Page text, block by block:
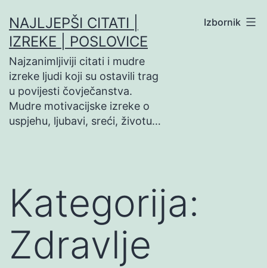
na
sadržaj
NAJLJEPŠI CITATI |
IZREKE | POSLOVICE
Najzanimljiviji citati i mudre
izreke ljudi koji su ostavili trag
u povijesti čovječanstva.
Mudre motivacijske izreke o
uspjehu, ljubavi, sreći, životu…
Izbornik
Kategorija:
Zdravlje